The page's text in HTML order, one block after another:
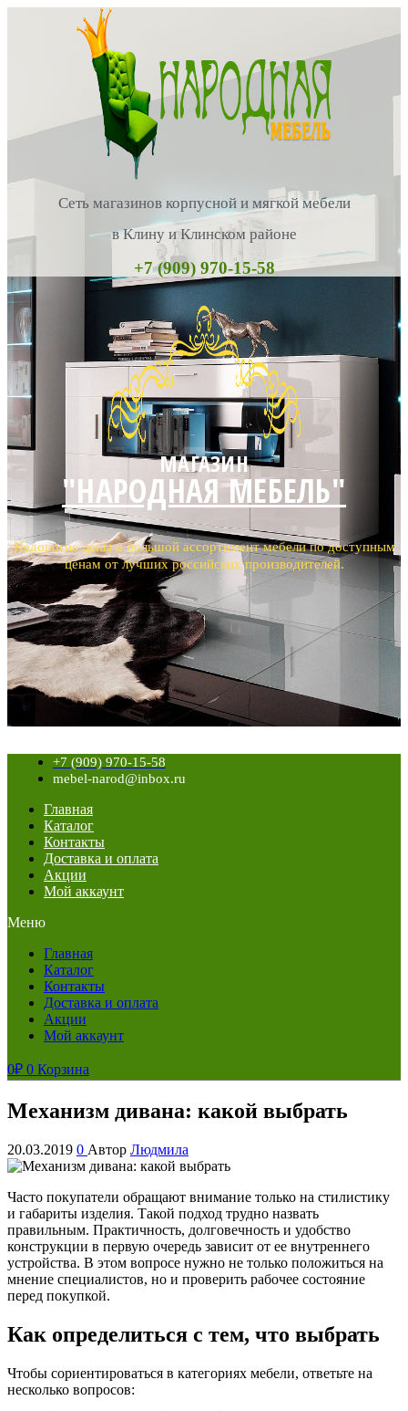
Сеть магазинов корпусной и мягкой мебели
в Клину и Клинском районе
+7 (909) 970-15-58
МАГАЗИН
"НАРОДНАЯ МЕБЕЛЬ"
Недорогие цены и большой ассортимент мебели по доступным
ценам от лучших российских производителей.
+7 (909) 970-15-58
mebel-narod@inbox.ru
Главная
Каталог
Контакты
Доставка и оплата
Акции
Мой аккаунт
Меню
Главная
Каталог
Контакты
Доставка и оплата
Акции
Мой аккаунт
0₽ 0 Корзина
Механизм дивана: какой выбрать
20.03.2019 0 Автор Людмила
Часто покупатели обращают внимание только на стилистику
и габариты изделия. Такой подход трудно назвать
правильным. Практичность, долговечность и удобство
конструкции в первую очередь зависит от ее внутреннего
устройства. В этом вопросе нужно не только положиться на
мнение специалистов, но и проверить рабочее состояние
перед покупкой.
Как определиться с тем, что выбрать
Чтобы сориентироваться в категориях мебели, ответьте на
несколько вопросов: